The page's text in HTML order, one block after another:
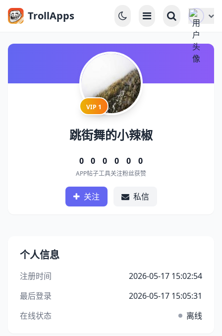
TrollApps
VIP 1
跳街舞的小辣椒
0
APP
0
帖子
0
工具
0
关注
0
粉丝
0
获赞
关注 私信
个人信息
注册时间
2026-05-17 15:02:54
最后登录
2026-05-17 15:05:31
在线状态
离线